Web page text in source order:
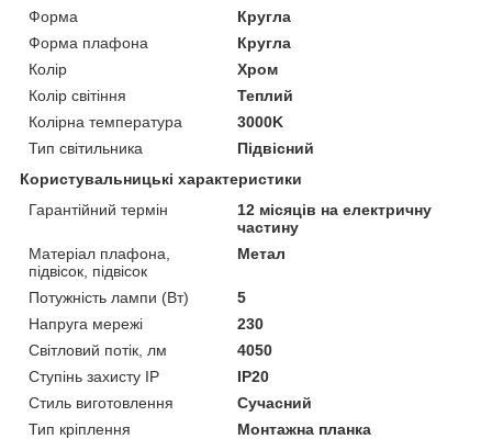
Форма
Кругла
Форма плафона
Кругла
Колір
Хром
Колір світіння
Теплий
Колірна температура
3000K
Тип світильника
Підвісний
Користувальницькі характеристики
Гарантійний термін
12 місяців на електричну
частину
Матеріал плафона,
підвісок, підвісок
Метал
Потужність лампи (Вт)
5
Напруга мережі
230
Світловий потік, лм
4050
Ступінь захисту IP
IP20
Стиль виготовлення
Сучасний
Тип кріплення
Монтажна планка